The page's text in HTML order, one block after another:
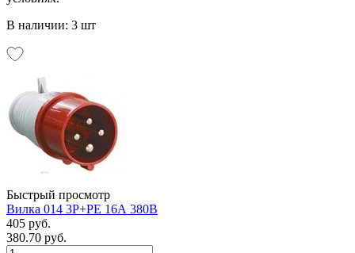
В наличии: 3 шт
Быстрый просмотр
Вилка 014 3Р+РЕ 16А 380В
405 руб.
380.70 руб.